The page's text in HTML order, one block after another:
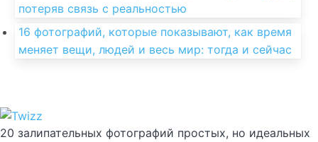
потеряв связь с реальностью
16 фотографий, которые показывают, как время
меняет вещи, людей и весь мир: тогда и сейчас
20 залипательных фотографий простых, но идеальных